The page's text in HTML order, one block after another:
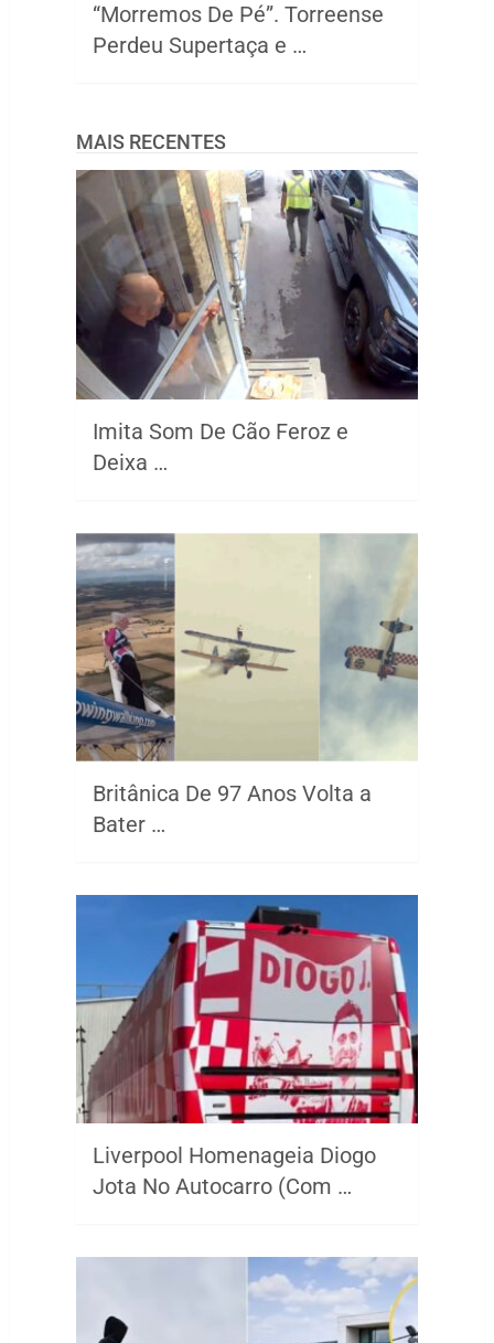
“Morremos De Pé”. Torreense
Perdeu Supertaça e …
MAIS RECENTES
Imita Som De Cão Feroz e
Deixa …
Britânica De 97 Anos Volta a
Bater …
Liverpool Homenageia Diogo
Jota No Autocarro (Com …